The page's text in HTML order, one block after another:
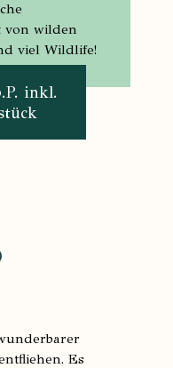
von wilden
viel Wildlife!
inkl.
Es